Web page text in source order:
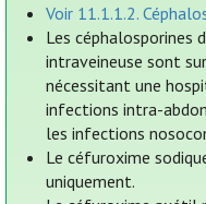
Voir 11.1.1.2.
Les céphalosporines
intraveineuse sont
nécessitant une
infections intra-
les infections
Le céfuroxime
uniquement.